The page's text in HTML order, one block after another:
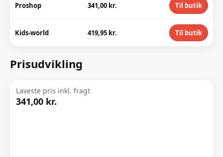
Proshop 341,00 kr. Til butik
Kids-world 419,95 kr. Til butik
Prisudvikling
Laveste pris inkl. fragt
341,00 kr.